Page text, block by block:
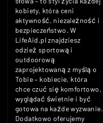
kobiety, która ceni
aktywność, niezależność i
bezpieczeństwo. W
LifeAid.pl znajdziesz
odzież sportową i
outdoorową
zaprojektowaną z myślą o
Tobie – kobiecie, która
chce czuć się komfortowo,
wyglądać świetnie i być
gotowa na każde wyzwanie.
Dodatkowo oferujemy